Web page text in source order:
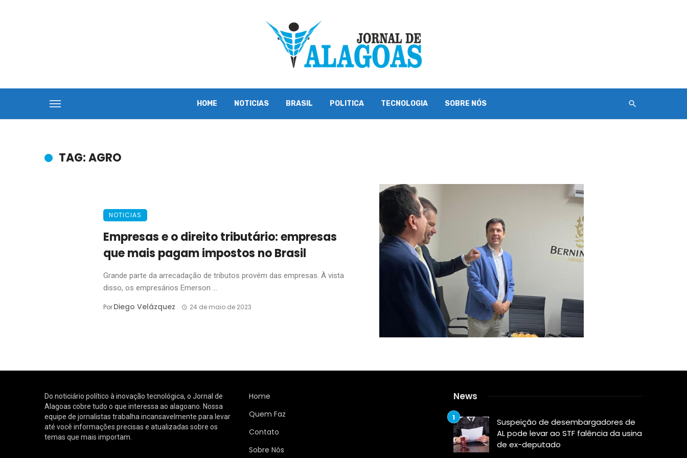
HOME NOTICIAS BRASIL POLITICA TECNOLOGIA SOBRE NÓS
TAG: AGRO
NOTICIAS
Empresas e o direito tributário: empresas
que mais pagam impostos no Brasil
Grande parte da arrecadação de tributos provém das empresas. À vista
disso, os empresários Emerson ...
PorDiego Velázquez 24 de maio de 2023
Do noticiário político à inovação tecnológica, o Jornal de
Alagoas cobre tudo o que interessa ao alagoano. Nossa
equipe de jornalistas trabalha incansavelmente para levar
até você informações precisas e atualizadas sobre os
temas que mais importam.
Home
Quem Faz
Contato
Sobre Nós
News
Suspeição de desembargadores de
AL pode levar ao STF falência da usina
de ex-deputado